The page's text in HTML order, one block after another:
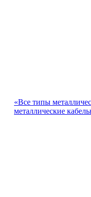
«Все типы
металлические